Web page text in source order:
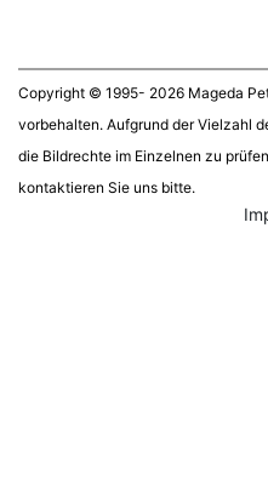
Copyright © 1995- 2026 Mageda
vorbehalten. Aufgrund der Vielzahl
die Bildrechte im Einzelnen zu
kontaktieren Sie uns bitte.